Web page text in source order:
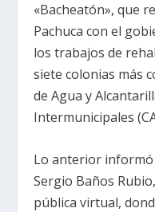
«Bacheatón», que
Pachuca con el
los trabajos de
siete colonias más
de Agua y
Intermunicipales
Lo anterior
Sergio Baños
pública virtual,